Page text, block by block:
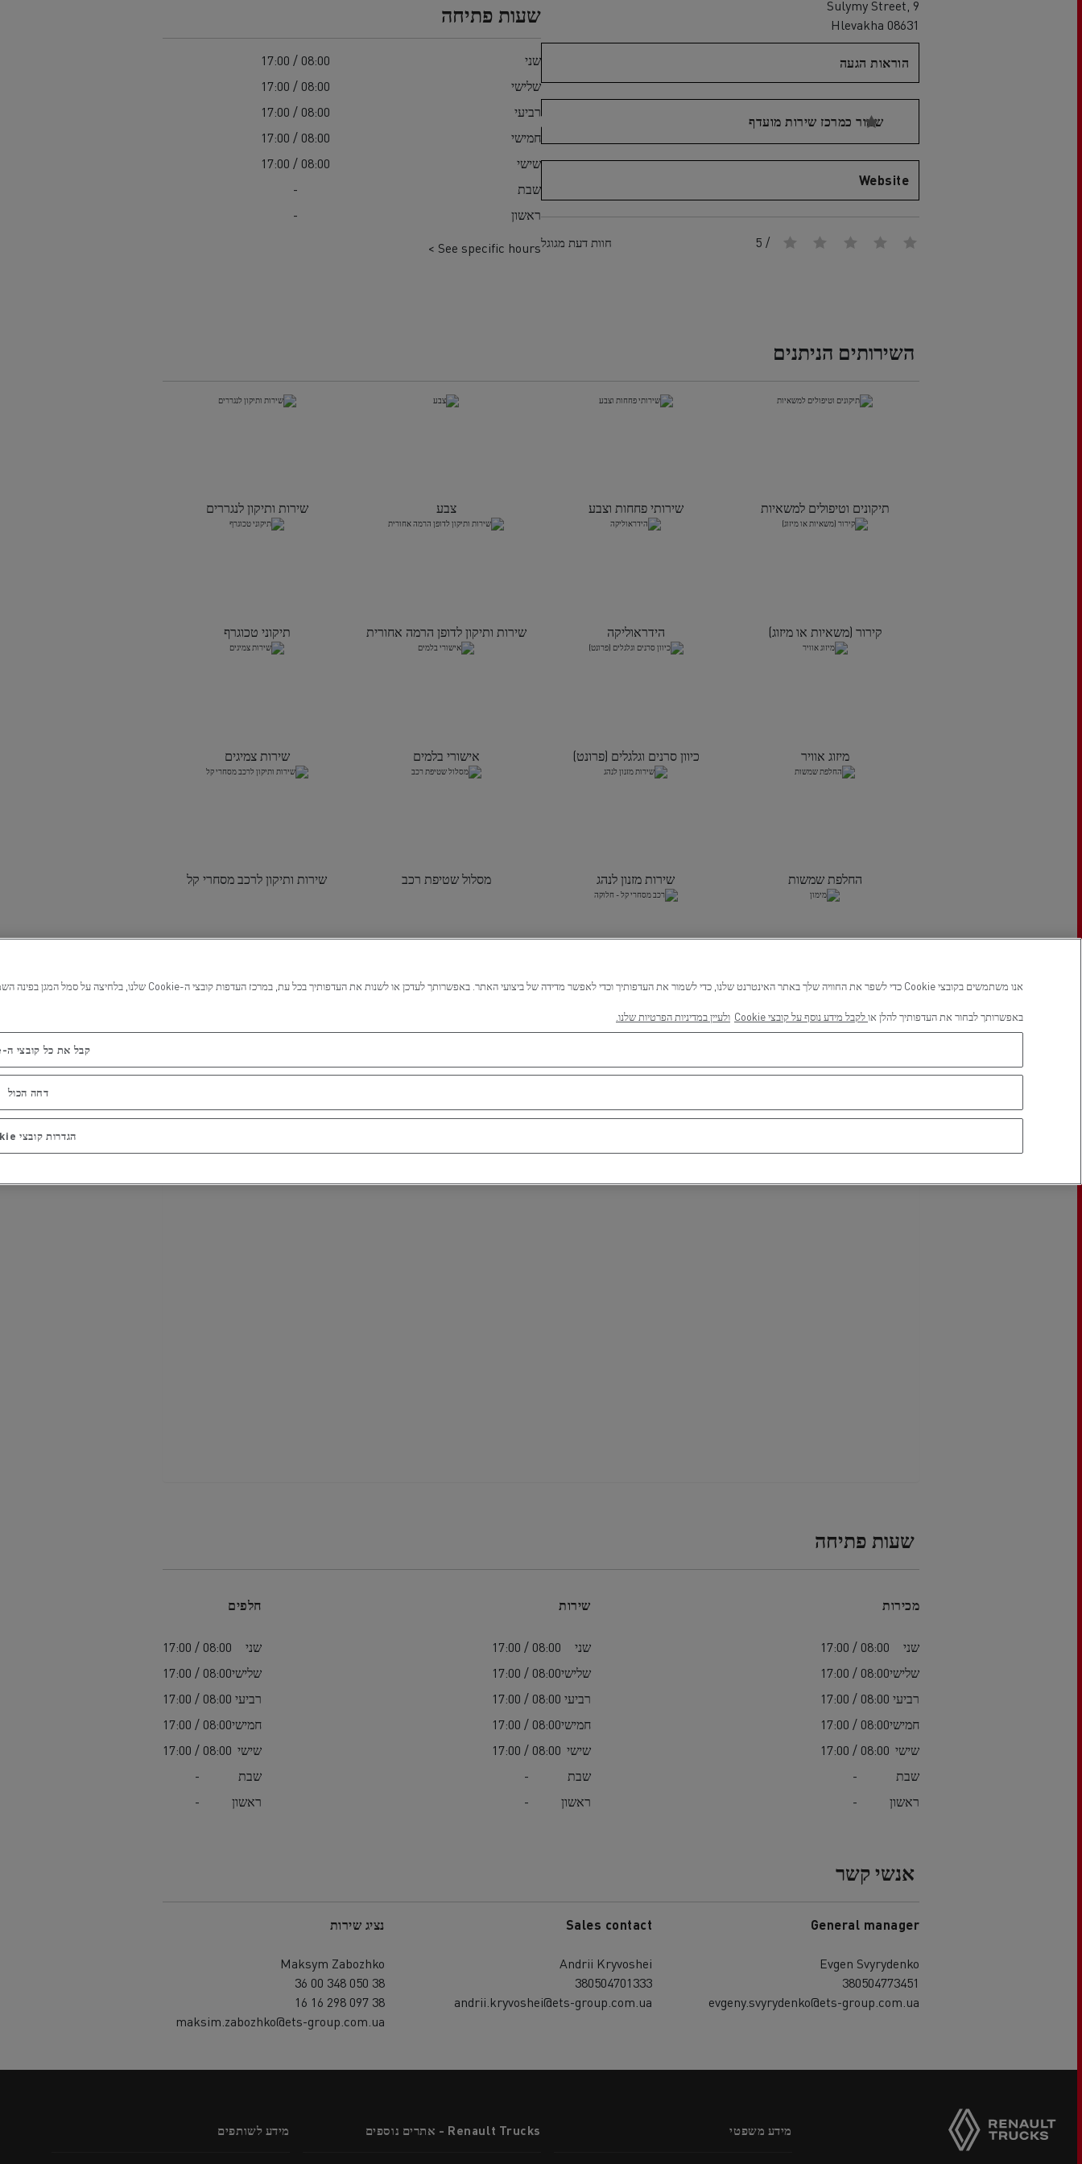
Sulymy Street, 9
08631 Hlevakha
הוראות הגעה
שמור כמרכז שירות מועדף
Website
/ 5 חוות דעת מגוגל
שעות פתיחה
שני
08:00 / 17:00
שלישי
08:00 / 17:00
רביעי
08:00 / 17:00
חמישי
08:00 / 17:00
שישי
08:00 / 17:00
שבת
-
ראשון
-
See specific hours >
השירותים הניתנים
תיקונים וטיפולים למשאיות שירותי פחחות וצבע צבע שירות ותיקון לנגררים
קירור (משאיות או מיזוג) הידראוליקה שירות ותיקון לדופן הרמה אחורית תיקוני טכוגרף
מיזוג אוויר כיוון סרנים וגלגלים (פרונט) אישורי בלמים שירות צמיגים
החלפת שמשות שירות מזנון לנהג מסלול שטיפת רכב שירות ותיקון לרכב מסחרי קל
מיקום במפה
שעות פתיחה
מכירות
שני
08:00 / 17:00
שלישי08:00 / 17:00
רביעי 08:00 / 17:00
חמישי08:00 / 17:00
שישי 08:00 / 17:00
שבת
-
ראשון
-
שירות
שני
08:00 / 17:00
שלישי08:00 / 17:00
רביעי 08:00 / 17:00
חמישי08:00 / 17:00
שישי 08:00 / 17:00
שבת
-
ראשון
-
חלפים
שני
08:00 / 17:00
שלישי08:00 / 17:00
רביעי 08:00 / 17:00
חמישי08:00 / 17:00
שישי 08:00 / 17:00
שבת
-
ראשון
-
אנשי קשר
General manager
Evgen Svyrydenko
380504773451
evgeny.svyrydenko@ets-group.com.ua
Sales contact
Andrii Kryvoshei
380504701333
andrii.kryvoshei@ets-group.com.ua
נציג שירות
Maksym Zabozhko
38 050 348 00 36
38 097 298 16 16
maksim.zabozhko@ets-group.com.ua
menu
מידע משפטי Renault Trucks - אתרים נוספים מידע לשותפים
אנו משתמשים בקובצי Cookie כדי לשפר את החוויה שלך באתר האינטרנט שלנו, כדי לשמור את העדפותיך וכדי לאפשר מדידה של ביצועי האתר. באפשרותך לעדכן או לשנות את העדפותיך בכל עת, במרכז העדפות קובצי ה-Cookie שלנו, בלחיצה על סמל המגן בפינה השמאלית התחתונה של כל דף.
באפשרותך לבחור את העדפותיך להלן אולקבל מידע נוסף על קובצי Cookie ולעיין במדיניות הפרטיות שלנו.
קבל את כל קובצי ה-Cookie
דחה הכול
הגדרות קובצי Cookie